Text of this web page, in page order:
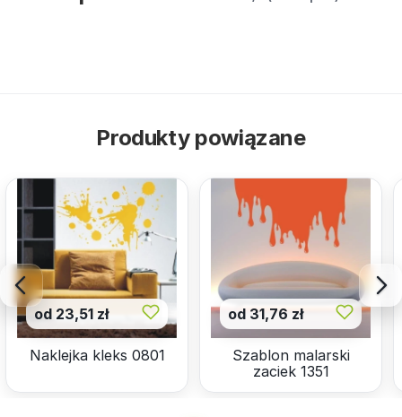
Produkty powiązane
od 23,51 zł
Naklejka kleks 0801
od 31,76 zł
Szablon malarski
zaciek 1351